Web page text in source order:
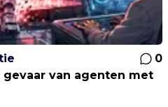
0
gevaar van agenten met